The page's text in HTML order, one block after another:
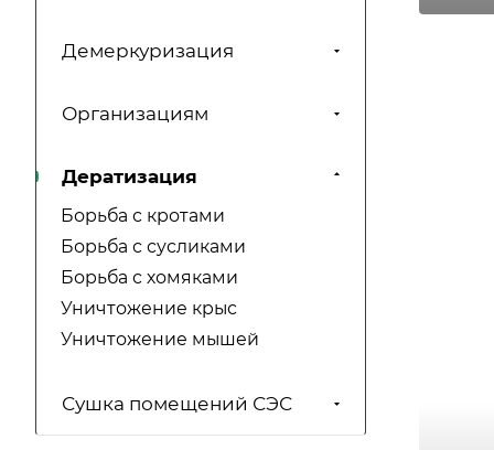
Демеркуризация
Организациям
Дератизация
Борьба с кротами
Борьба с сусликами
Борьба с хомяками
Уничтожение крыс
Уничтожение мышей
Сушка помещений СЭС